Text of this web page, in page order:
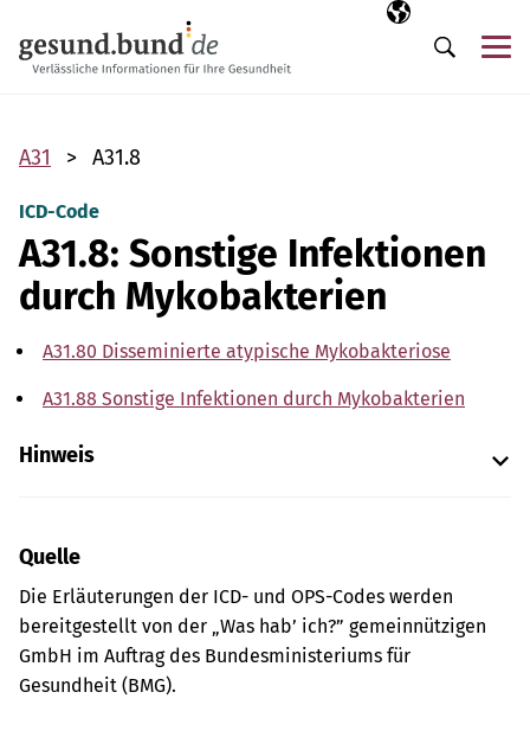
Ausgewählte
DE
Suche
A31 A31.8
ICD-Code
A31.8: Sonstige Infektionen
durch Mykobakterien
A31.80 Disseminierte atypische Mykobakteriose
A31.88 Sonstige Infektionen durch Mykobakterien
Hinweis
Quelle
Die Erläuterungen der ICD- und OPS-Codes werden
bereitgestellt von der „Was hab’ ich?” gemeinnützigen
GmbH im Auftrag des Bundesministeriums für
Gesundheit (BMG).